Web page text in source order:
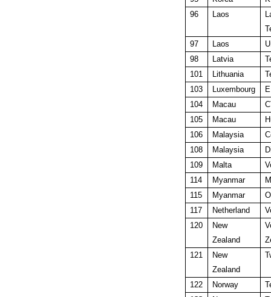
96
Laos
97
Laos
98
Latvia
101
Lithuania
103
Luxembourg
104
Macau
105
Macau
106
Malaysia
108
Malaysia
109
Malta
114
Myanmar
115
Myanmar
117
Netherland
120
New
Zealand
121
New
Zealand
122 Norway